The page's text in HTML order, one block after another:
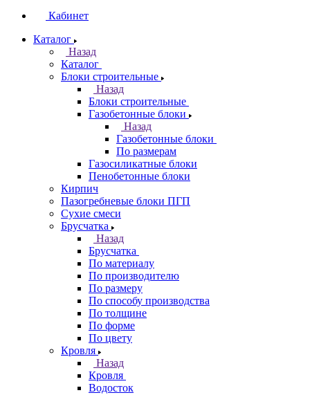
Кабинет
Каталог
Назад
Каталог
Блоки строительные
Назад
Блоки строительные
Газобетонные блоки
Назад
Газобетонные блоки
По размерам
Газосиликатные блоки
Пенобетонные блоки
Кирпич
Пазогребневые блоки ПГП
Сухие смеси
Брусчатка
Назад
Брусчатка
По материалу
По производителю
По размеру
По способу производства
По толщине
По форме
По цвету
Кровля
Назад
Кровля
Водосток